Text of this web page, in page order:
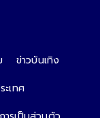
ข่าวบันเทิง
ะเทศ